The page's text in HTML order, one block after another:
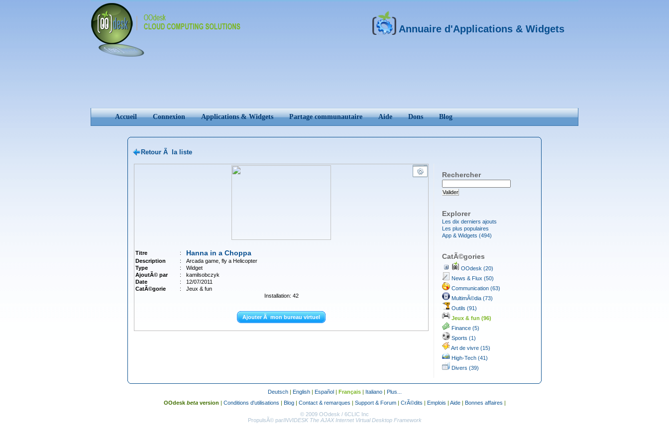
Annuaire d'Applications & Widgets
Accueil Connexion Applications & Widgets Partage communautaire Aide Dons Blog
Retour Ã la liste
Titre : Hanna in a Choppa
Description :
Arcada game, fly a Helicopter
Type
:
Widget
AjoutÃ© par
:
kamilsobczyk
Date
:
12/07/2011
CatÃ©gorie
:
Jeux & fun
Installation: 42
Ajouter Ã mon bureau virtuel
Rechercher
Valider
Explorer
Les dix derniers ajouts
Les plus populaires
App & Widgets (494)
CatÃ©gories
OOdesk (20)
News & Flux (50)
Communication (63)
MultimÃ©dia (73)
Outils (91)
Jeux & fun (96)
Finance (5)
Sports (1)
Art de vivre (15)
High-Tech (41)
Divers (39)
Deutsch| English| Español| Français| Italiano| Plus...
OOdesk betaversion | Conditions d'utilisations | Blog| Contact & remarques | Support & Forum| CrÃ©dits | Emplois | Aide| Bonnes affaires |
© 2009 OOdesk / 6CLIC Inc
PropulsÃ© parINVIDESK The AJAX Internet Virtual Desktop Framework